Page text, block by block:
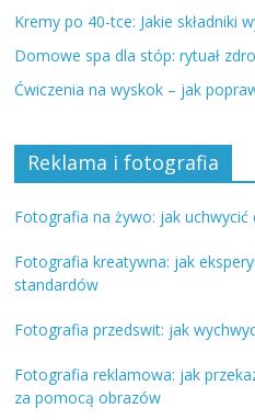
Kremy po 40-tce: Jakie składniki
Domowe spa dla stóp: rytuał
Ćwiczenia na wyskok – jak
Reklama i fotografia
Fotografia na żywo: jak
Fotografia kreatywna: jak
standardów
Fotografia przedswit: jak
Fotografia reklamowa: jak
za pomocą obrazów